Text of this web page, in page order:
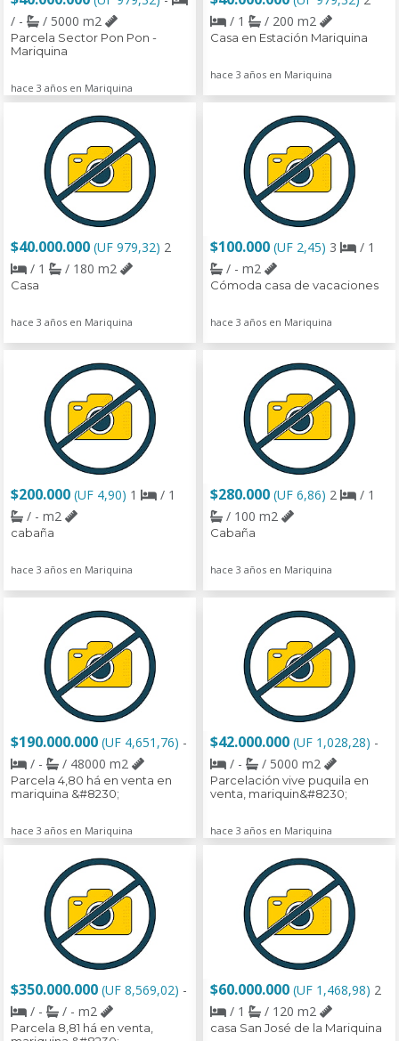
/ -
/ 5000 m2
Parcela Sector Pon Pon -
Mariquina
hace 3 años en Mariquina
/ 1
/ 200 m2
Casa en Estación Mariquina
hace 3 años en Mariquina
$40.000.000 (UF 979,32) 2
/ 1
/ 180 m2
Casa
hace 3 años en Mariquina
$100.000 (UF 2,45) 3
/ 1
/ - m2
Cómoda casa de vacaciones
hace 3 años en Mariquina
$200.000 (UF 4,90) 1
/ 1
/ - m2
cabaña
hace 3 años en Mariquina
$280.000 (UF 6,86) 2
/ 1
/ 100 m2
Cabaña
hace 3 años en Mariquina
$190.000.000 (UF 4,651,76) -
/ -
/ 48000 m2
Parcela 4,80 há en venta en
mariquina &#8230;
hace 3 años en Mariquina
$42.000.000 (UF 1,028,28) -
/ -
/ 5000 m2
Parcelación vive puquila en
venta, mariquin&#8230;
hace 3 años en Mariquina
$350.000.000 (UF 8,569,02) -
/ -
/ - m2
Parcela 8,81 há en venta,
$60.000.000 (UF 1,468,98) 2
/ 1
/ 120 m2
casa San José de la Mariquina